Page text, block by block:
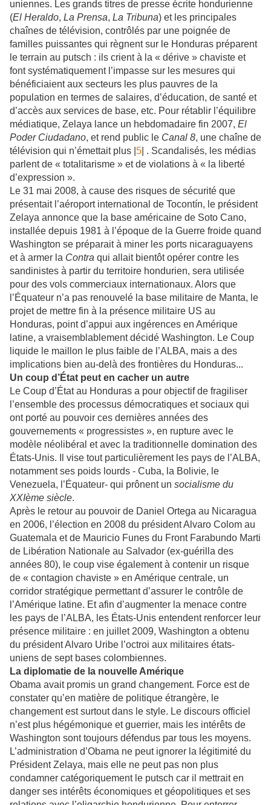
uniennes. Les grands titres de presse écrite hondurienne
(El Heraldo, La Prensa, La Tribuna) et les principales
chaînes de télévision, contrôlés par une poignée de
familles puissantes qui règnent sur le Honduras préparent
le terrain au putsch : ils crient à la « dérive » chaviste et
font systématiquement l’impasse sur les mesures qui
bénéficiaient aux secteurs les plus pauvres de la
population en termes de salaires, d’éducation, de santé et
d’accès aux services de base, etc. Pour rétablir l’équilibre
médiatique, Zelaya lance un hebdomadaire fin 2007, El
Poder Ciudadano, et rend public le Canal 8, une chaîne de
télévision qui n’émettait plus | 5 | . Scandalisés, les médias
parlent de « totalitarisme » et de violations à « la liberté
d’expression ».
Le 31 mai 2008, à cause des risques de sécurité que
présentait l’aéroport international de Tocontín, le président
Zelaya annonce que la base américaine de Soto Cano,
installée depuis 1981 à l’époque de la Guerre froide quand
Washington se préparait à miner les ports nicaraguayens
et à armer la Contra qui allait bientôt opérer contre les
sandinistes à partir du territoire hondurien, sera utilisée
pour des vols commerciaux internationaux. Alors que
l’Équateur n’a pas renouvelé la base militaire de Manta, le
projet de mettre fin à la présence militaire US au
Honduras, point d’appui aux ingérences en Amérique
latine, a vraisemblablement décidé Washington. Le Coup
liquide le maillon le plus faible de l’ALBA, mais a des
implications bien au-delà des frontières du Honduras...
Un coup d’État peut en cacher un autre
Le Coup d’État au Honduras a pour objectif de fragiliser
l’ensemble des processus démocratiques et sociaux qui
ont porté au pouvoir ces dernières années des
gouvernements « progressistes », en rupture avec le
modèle néolibéral et avec la traditionnelle domination des
États-Unis. Il vise tout particulièrement les pays de l’ALBA,
notamment ses poids lourds - Cuba, la Bolivie, le
Venezuela, l’Équateur- qui prônent un socialisme du
XXIème siècle.
Après le retour au pouvoir de Daniel Ortega au Nicaragua
en 2006, l’élection en 2008 du président Alvaro Colom au
Guatemala et de Mauricio Funes du Front Farabundo Marti
de Libération Nationale au Salvador (ex-guérilla des
années 80), le coup vise également à contenir un risque
de « contagion chaviste » en Amérique centrale, un
corridor stratégique permettant d’assurer le contrôle de
l’Amérique latine. Et afin d’augmenter la menace contre
les pays de l’ALBA, les États-Unis entendent renforcer leur
présence militaire : en juillet 2009, Washington a obtenu
du président Alvaro Uribe l’octroi aux militaires états-
uniens de sept bases colombiennes.
La diplomatie de la nouvelle Amérique
Obama avait promis un grand changement. Force est de
constater qu’en matière de politique étrangère, le
changement est surtout dans le style. Le discours officiel
n’est plus hégémonique et guerrier, mais les intérêts de
Washington sont toujours défendus par tous les moyens.
L’administration d’Obama ne peut ignorer la légitimité du
Président Zelaya, mais elle ne peut pas non plus
condamner catégoriquement le putsch car il mettrait en
danger ses intérêts économiques et géopolitiques et ses